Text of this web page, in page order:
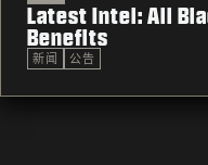
Latest Intel: All
Benefits
新闻 公告